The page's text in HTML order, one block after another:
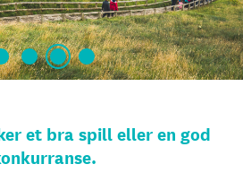
et bra spill eller en god